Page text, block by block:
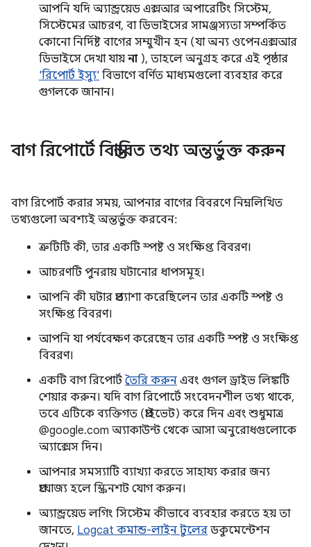
আপনি যদি অ্যান্ড্রয়েড এক্সআর অপারেটিং সিস্টেম,
সিস্টেমের আচরণ, বা ডিভাইসের সামঞ্জস্যতা সম্পর্কিত
কোনো নির্দিষ্ট বাগের সম্মুখীন হন (যা অন্য ওপেনএক্সআর
ডিভাইসে দেখা যায় না), তাহলে অনুগ্রহ করে এই পৃষ্ঠার
'রিপোর্ট ইস্যু' বিভাগে বর্ণিত মাধ্যমগুলো ব্যবহার করে
গুগলকে জানান।
বাগ রিপোর্টে বিস্তারিত তথ্য অন্তর্ভুক্ত করুন
বাগ রিপোর্ট করার সময়, আপনার বাগের বিবরণে নিম্নলিখিত
তথ্যগুলো অবশ্যই অন্তর্ভুক্ত করবেন:
ত্রুটিটি কী, তার একটি স্পষ্ট ও সংক্ষিপ্ত বিবরণ।
আচরণটি পুনরায় ঘটানোর ধাপসমূহ।
আপনি কী ঘটার প্রত্যাশা করেছিলেন তার একটি স্পষ্ট ও
সংক্ষিপ্ত বিবরণ।
আপনি যা পর্যবেক্ষণ করেছেন তার একটি স্পষ্ট ও সংক্ষিপ্ত
বিবরণ।
একটি বাগ রিপোর্ট তৈরি করুন এবং গুগল ড্রাইভ লিঙ্কটি
শেয়ার করুন। যদি বাগ রিপোর্টে সংবেদনশীল তথ্য থাকে,
তবে এটিকে ব্যক্তিগত (প্রাইভেট) করে দিন এবং শুধুমাত্র
@google.com অ্যাকাউন্ট থেকে আসা অনুরোধগুলোকে
অ্যাক্সেস দিন।
আপনার সমস্যাটি ব্যাখ্যা করতে সাহায্য করার জন্য
প্রযোজ্য হলে স্ক্রিনশট যোগ করুন।
অ্যান্ড্রয়েড লগিং সিস্টেম কীভাবে ব্যবহার করতে হয় তা
জানতে, Logcat কমান্ড-লাইন টুলের ডকুমেন্টেশন